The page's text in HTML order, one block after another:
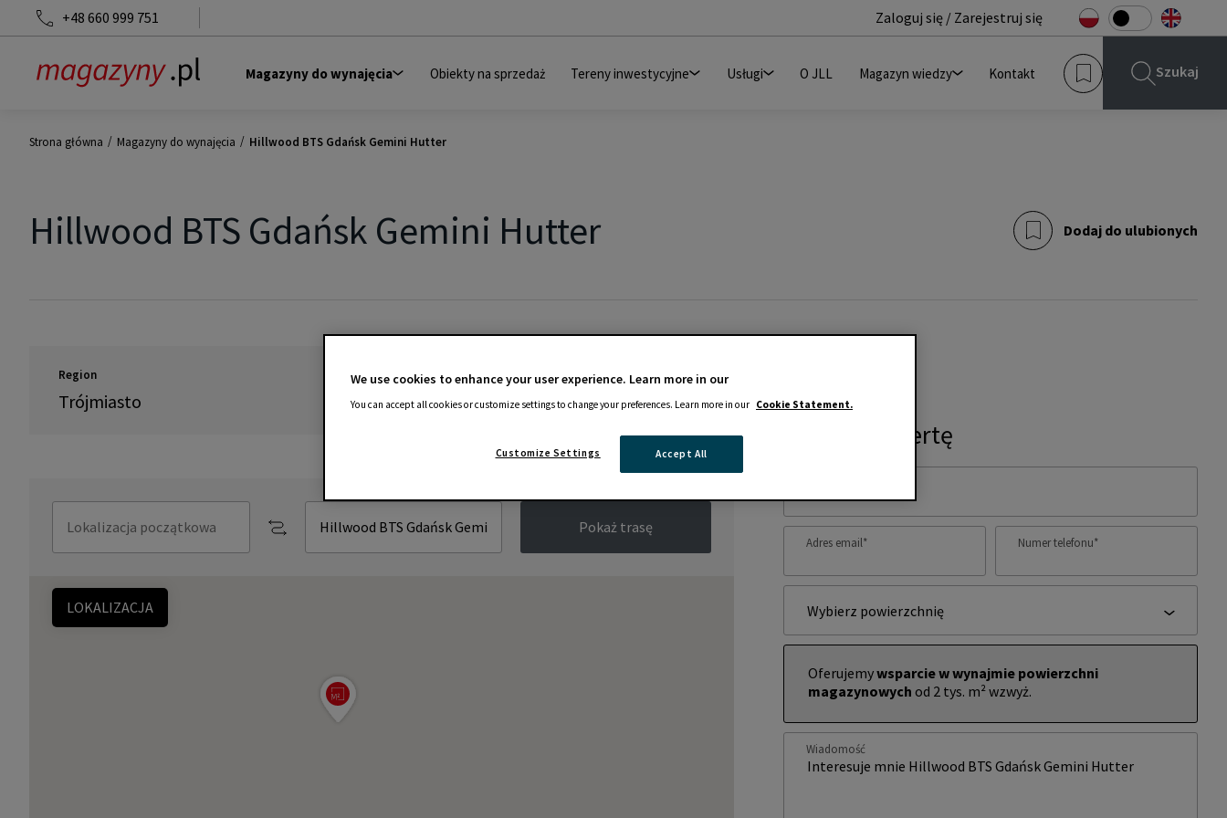
+48 660 999 751 Zaloguj się / Zarejestruj się
Magazyny do wynajęcia Obiekty na sprzedaż Tereny inwestycyjne Usługi O JLL Magazyn wiedzy Kontakt Szukaj
Strona główna / Magazyny do wynajęcia / Hillwood BTS Gdańsk Gemini Hutter
Hillwood BTS Gdańsk Gemini Hutter Dodaj do ulubionych
Region
Trójmiasto
LOKALIZACJA
Pokaż trasę
Zapytaj o ofertę
Adres email* Numer telefonu*
Wybierz powierzchnię
Oferujemywsparcie w wynajmie powierzchni
magazynowych od 2 tys. m² wzwyż.
Wiadomość
We use cookies to enhance your user experience. Learn more in our
You can accept all cookies or customize settings to change your preferences. Learn more in our Cookie Statement.
Accept All
Customize Settings